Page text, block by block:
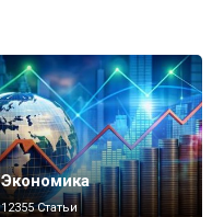
Экономика
12355 Статьи